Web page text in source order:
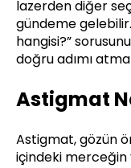
lazerden diğer
gündeme
hangisi?”
doğru adımı
Astigmat
Astigmat, gözün
içindeki merceğin